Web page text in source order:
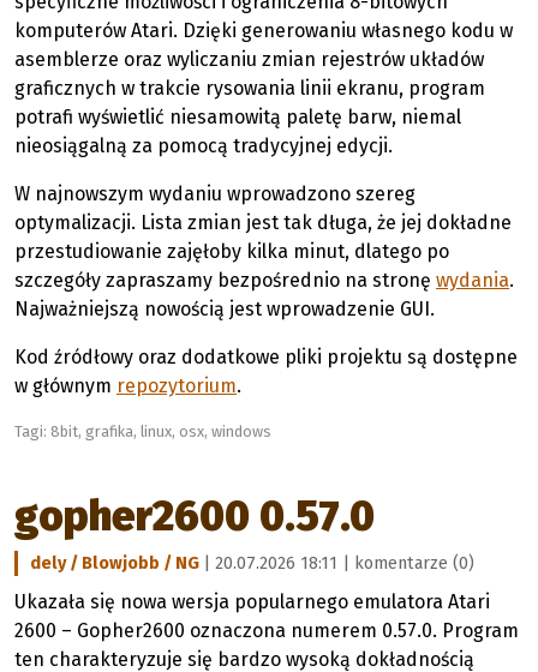
komputerów Atari. Dzięki generowaniu własnego kodu w
asemblerze oraz wyliczaniu zmian rejestrów układów
graficznych w trakcie rysowania linii ekranu, program
potrafi wyświetlić niesamowitą paletę barw, niemal
nieosiągalną za pomocą tradycyjnej edycji.
W najnowszym wydaniu wprowadzono szereg
optymalizacji. Lista zmian jest tak długa, że jej dokładne
przestudiowanie zajęłoby kilka minut, dlatego po
szczegóły zapraszamy bezpośrednio na stronę wydania.
Najważniejszą nowością jest wprowadzenie GUI.
Kod źródłowy oraz dodatkowe pliki projektu są dostępne
w głównym repozytorium.
Tagi: 8bit, grafika, linux, osx, windows
gopher2600 0.57.0
dely / Blowjobb / NG | 20.07.2026 18:11 | komentarze (0)
Ukazała się nowa wersja popularnego emulatora Atari
2600 – Gopher2600 oznaczona numerem 0.57.0. Program
ten charakteryzuje się bardzo wysoką dokładnością